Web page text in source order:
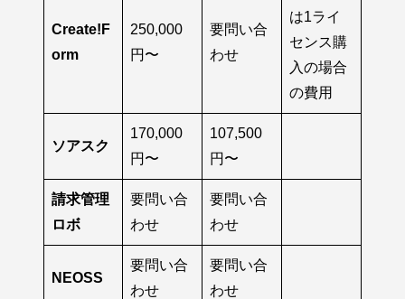
Create!F
orm
250,000
円〜
要問い合
わせ
は1ライ
センス購
入の場合
の費用
ソアスク
170,000
円〜
107,500
円〜
請求管理
ロボ
要問い合
わせ
要問い合
わせ
NEOSS
要問い合
わせ
要問い合
わせ